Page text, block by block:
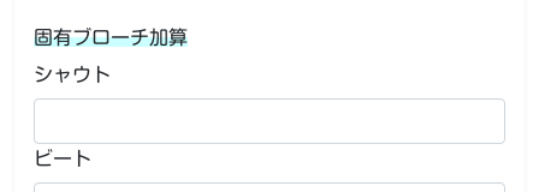
固有ブローチ加算
シャウト
ビート